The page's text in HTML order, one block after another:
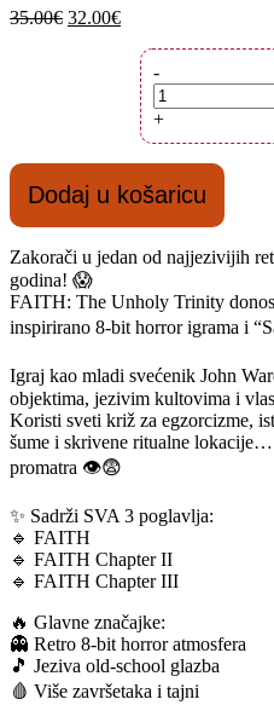
35.00€ Izvorna
32.00€Trenutna
32.00€.
-Faith:
The
Unholy
+
Dodaj u košaricu
Zakorači u jedan od najjezivijih
godina! 😱
FAITH: The Unholy Trinity
inspirirano 8-bit horror igrama i
Igraj kao mladi svećenik John
objektima, jezivim kultovima i
Koristi sveti križ za egzorcizme,
šume i skrivene ritualne
promatra 👁️😨
✨ Sadrži SVA 3 poglavlja:
🔹 FAITH
🔹 FAITH Chapter II
🔹 FAITH Chapter III
🔥 Glavne značajke:
👻 Retro 8-bit horror atmosfera
🎵 Jeziva old-school glazba
🩸 Više završetaka i tajni